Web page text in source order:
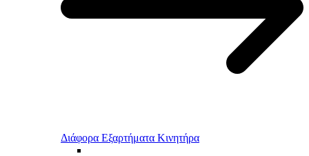
Διάφορα Εξαρτήματα Κινητήρα